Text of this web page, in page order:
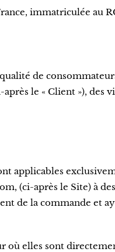
immatriculée au
de
le « Client »), des
applicables
(ci-après le Site) à
de la commande et
où elles sont